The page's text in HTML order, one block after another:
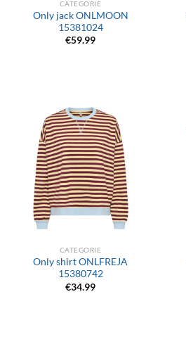
CATEGORIE
Only jack ONLMOON
15381024
€59.99
CATEGORIE
Only shirt ONLFREJA
15380742
€34.99